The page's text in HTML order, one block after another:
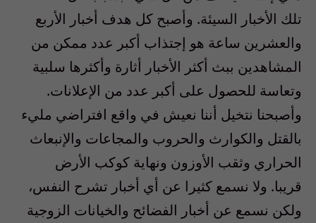
تلك الأخبار السيئة. وأصبح كل هدف أخبار الأربع
والعشرين ساعة هو إجتذاب أكبر عدد ممكن من
المشاهدين ببث أكثر الأخبار أثارة وأكثرها سلبية
وتعاسة للحصول على أكبر عدد من الإعلانات.
وأصبحنا نتخيل أننا نعيش في واقع افتراضي مليء
بالقتل والكوارث والحروب والمجاعات والإنبعاث
الحراري وثقب الأوزون ونهاية كوكب الأرض
قريبا. ولا نسمع كثيرا عن أي أخبار تشرح النفس،
ولكن نسمع عن أخبار الفضائح والخيانات الزوجية